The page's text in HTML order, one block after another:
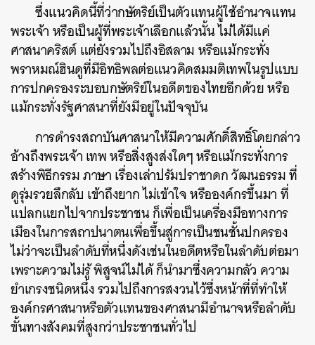
ซึ่งแนวคิดนี้ที่ว่ากษัตริย์เป็นตัวแทนผู้ใช้อำนาจแทน
พระเจ้า หรือเป็นผู้ที่พระเจ้าเลือกแล้วนั้น ไม่ได้มีแค่
ศาสนาคริสต์ แต่ยังรวมไปถึงอิสลาม หรือแม้กระทั่ง
พราหมณ์ฮินดูที่มีอิทธิพลต่อแนวคิดสมมติเทพในรูปแบบ
การปกครองระบอบกษัตริย์ในอดีตของไทยอีกด้วย หรือ
แม้กระทั่งรัฐศาสนาที่ยังมีอยู่ในปัจจุบัน
การดำรงสถาบันศาสนาให้มีความศักดิ์สิทธิ์โดยกล่าว
อ้างถึงพระเจ้า เทพ หรือสิ่งสูงส่งใดๆ หรือแม้กระทั่งการ
สร้างพิธีกรรม ภาษา เรื่องเล่าปรัมปราชาดก วัฒนธรรม ที่
ดูรุ่มรวยลึกลับ เข้าถึงยาก ไม่เข้าใจ หรือองค์กรขึ้นมา ที่
แปลกแยกไปจากประชาชน ก็เพื่อเป็นเครื่องมือทางการ
เมืองในการสถาปนาตนเพื่อขึ้นสู่การเป็นชนชั้นปกครอง
ไม่ว่าจะเป็นลำดับที่หนึ่งดังเช่นในอดีตหรือในลำดับต่อมา
เพราะความไม่รู้ พิสูจน์ไม่ได้ ก็นำมาซึ่งความกลัว ความ
ยำเกรงชนิดหนึ่ง รวมไปถึงการสงวนไว้ซึ่งหน้าที่ที่ทำให้
องค์กรศาสนาหรือตัวแทนของศาสนามีอำนาจหรือลำดับ
ขั้นทางสังคมที่สูงกว่าประชาชนทั่วไป